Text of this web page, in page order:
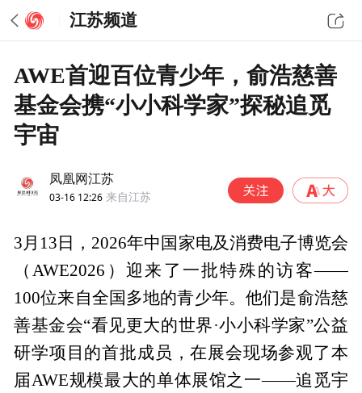
江苏频道
AWE首迎百位青少年，俞浩慈善
基金会携“小小科学家”探秘追觅
宇宙
凤凰网江苏
03-16 12:26 来自江苏
3月13日，2026年中国家电及消费电子博览会
（AWE2026）迎来了一批特殊的访客——
100位来自全国多地的青少年。他们是俞浩慈
善基金会“看见更大的世界·小小科学家”公益
研学项目的首批成员，在展会现场参观了本
届AWE规模最大的单体展馆之一——追觅宇